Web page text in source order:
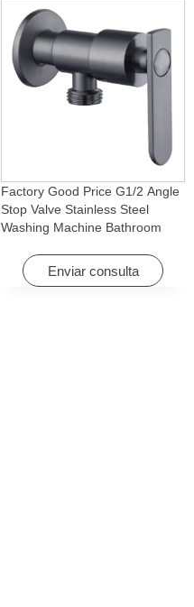
Factory Good Price G1/2 Angle
Stop Valve Stainless Steel
Washing Machine Bathroom
Apartments & Hotels
Enviar consulta